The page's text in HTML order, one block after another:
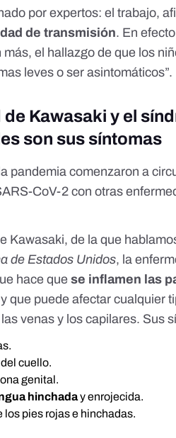
por expertos: el trabajo,
de transmisión. En
el hallazgo de que los
leves o ser asintomáticos”.
Kawasaki y el
son sus síntomas
pandemia comenzaron a
CoV-2 con otras
Kawasaki, de la que
de Estados Unidos, la
hace quese inflamen las
que puede afectar cualquier
venas y los capilares. Sus
cuello.
genital.
hinchaday enrojecida.
los pies rojas e hinchadas.